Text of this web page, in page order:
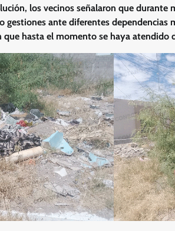
los vecinos señalaron que durante
gestiones ante diferentes dependencias
que hasta el momento se haya atendido